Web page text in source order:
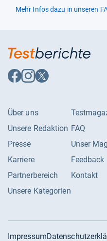
Verwendungsmöglichkeiten
Stromstecker-Typ
Stromstärke
Mehr Infos dazu in unseren
Auf
Facebook
Auf
Instagram
Auf
X
Über uns
Unsere Redaktion
Presse
Karriere
Partnerbereich
Unsere Kategorien
FAQ
Unser
Feedback
Kontakt
Impressum